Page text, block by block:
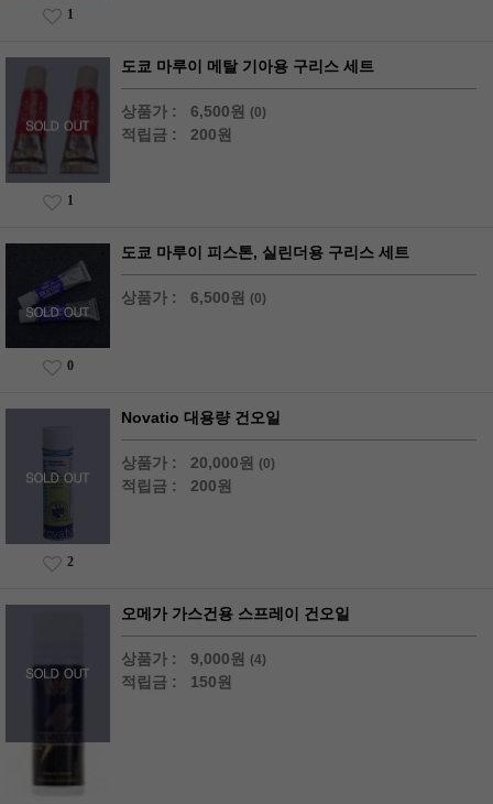
1
도쿄 마루이 메탈 기아용 구리스 세트
상품가 : 6,500원 (0)
적립금 : 200원
1
도쿄 마루이 피스톤, 실린더용 구리스 세트
상품가 : 6,500원 (0)
0
Novatio 대용량 건오일
상품가 : 20,000원 (0)
적립금 : 200원
2
오메가 가스건용 스프레이 건오일
상품가 : 9,000원 (4)
적립금 : 150원